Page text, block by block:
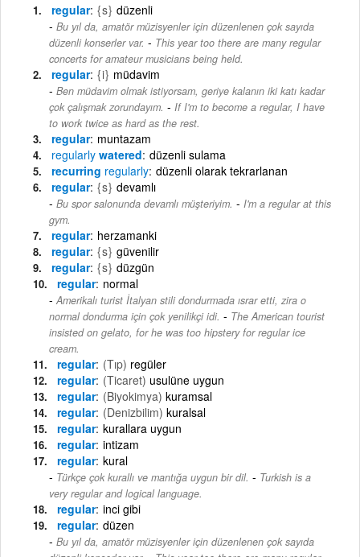
regular {s} düzenli
Bu yıl da, amatör müzisyenler için düzenlenen çok sayıda
düzenli konserler var. - This year too there are many regular
concerts for amateur musicians being held.
regular {i} müdavim
Ben müdavim olmak istiyorsam, geriye kalanın iki katı kadar
çok çalışmak zorundayım. - If I'm to become a regular, I have
to work twice as hard as the rest.
regular muntazam
regularly watered düzenli sulama
recurring regularly düzenli olarak tekrarlanan
regular {s} devamlı
Bu spor salonunda devamlı müşteriyim. - I'm a regular at this
gym.
regular herzamanki
regular {s} güvenilir
regular {s} düzgün
regular normal
Amerikalı turist İtalyan stili dondurmada ısrar etti, zira o
normal dondurma için çok yenilikçi idi. - The American tourist
insisted on gelato, for he was too hipstery for regular ice
cream.
regular (Tıp) regüler
regular (Ticaret) usulüne uygun
regular (Biyokimya) kuramsal
regular (Denizbilim) kuralsal
regular kurallara uygun
regular intizam
regular kural
Türkçe çok kurallı ve mantığa uygun bir dil. - Turkish is a
very regular and logical language.
regular inci gibi
regular düzen
Bu yıl da, amatör müzisyenler için düzenlenen çok sayıda